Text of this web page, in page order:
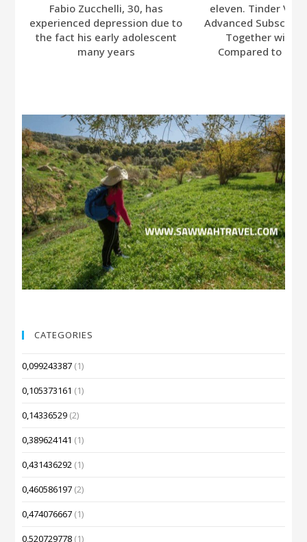
Fabio Zucchelli, 30, has
experienced depression due to
the fact his early adolescent
many years
eleven. Tinder
Advanced
Together with
Compared to
CATEGORIES
0,099243387 (1)
0,105373161 (1)
0,14336529 (2)
0,389624141 (1)
0,431436292 (1)
0,460586197 (2)
0,474076667 (1)
0,520729778 (1)